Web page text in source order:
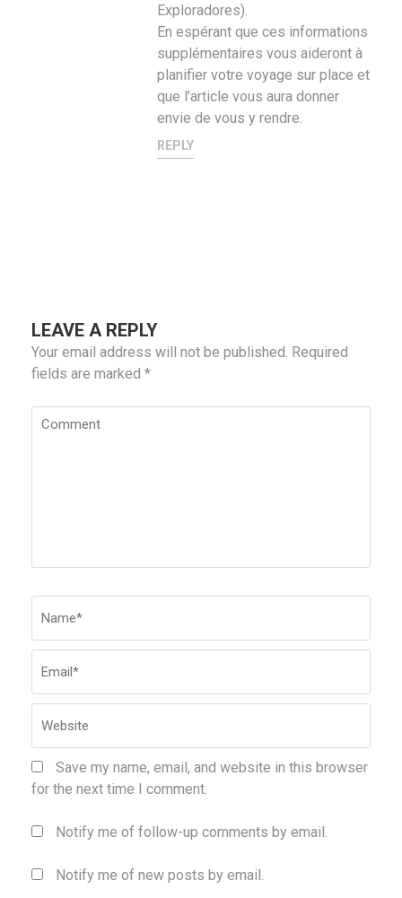
Exploradores).
En espérant que ces informations
supplémentaires vous aideront à
planifier votre voyage sur place et
que l’article vous aura donner
envie de vous y rendre.
REPLY
LEAVE A REPLY
Your email address will not be published. Required
fields are marked *
Comment
Save my name, email, and website in this browser
for the next time I comment.
Notify me of follow-up comments by email.
Notify me of new posts by email.